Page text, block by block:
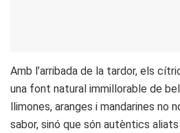
Amb l’arribada de la tardor, els
una font natural immillorable de
llimones, aranges i mandarines no
sabor, sinó que són autèntics